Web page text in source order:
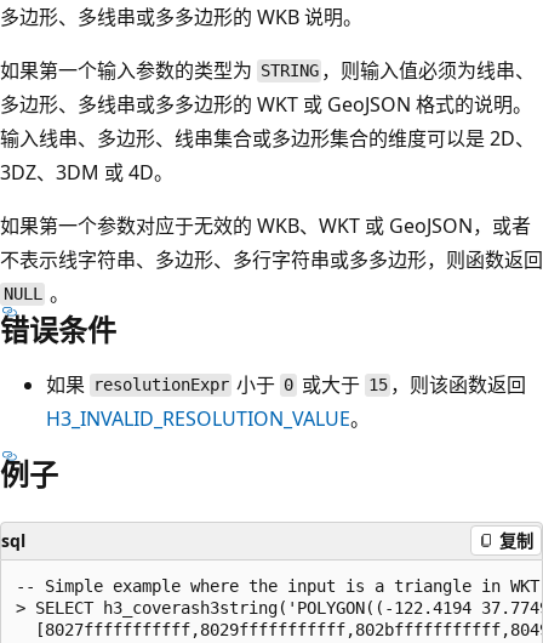
多边形、多线串或多多边形的 WKB 说明。
如果第一个输入参数的类型为 STRING ，则输入值必须为线串、
多边形、多线串或多多边形的 WKT 或 GeoJSON 格式的说明。
输入线串、多边形、线串集合或多边形集合的维度可以是 2D、
3DZ、3DM 或 4D。
如果第一个参数对应于无效的 WKB、WKT 或 GeoJSON，或者
不表示线字符串、多边形、多行字符串或多多边形，则函数返回
NULL 。
错误条件
如果 resolutionExpr 小于 0或大于 15 ，则该函数返回
H3_INVALID_RESOLUTION_VALUE。
例子
sql 复制
-- Simple example where the input is a triangle in
> SELECT h3_coverash3string('POLYGON((-122.4194